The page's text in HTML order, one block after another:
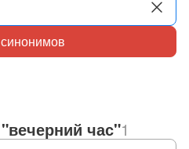
час"1